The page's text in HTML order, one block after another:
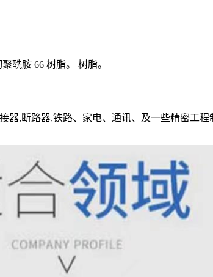
酰胺 66 树脂。 树脂。
,断路器,铁路、家电、通讯、及一些精密工